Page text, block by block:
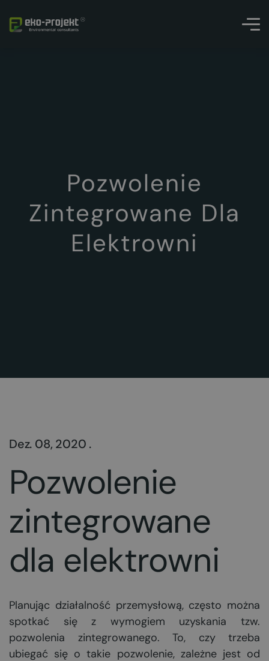
Pozwolenie
Zintegrowane Dla
Elektrowni
Dez. 08, 2020 .
Pozwolenie
zintegrowane
dla elektrowni
Planując działalność przemysłową, często można
spotkać się z wymogiem uzyskania tzw.
pozwolenia zintegrowanego. To, czy trzeba
ubiegać się o takie pozwolenie, zależne jest od